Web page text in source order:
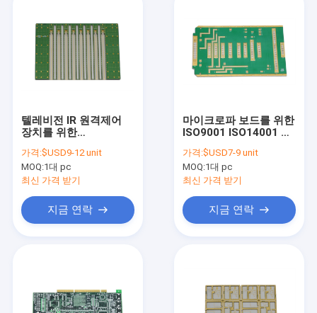
우리에 대하여
텔레비전 IR 원격제어
장치를 위한
보드 SMT 인쇄 회로 판
어셈블리
가격:$USD9-12 unit
MOQ:1대 pc
최신 가격 받기
지금 연락
마이크로파 보드를 위한
ISO9001 ISO14001 맞
제작 국회
가격:$USD7-9 unit
MOQ:1대 pc
최신 가격 받기
지금 연락